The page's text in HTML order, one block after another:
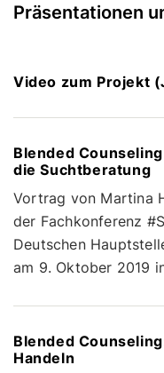
Präsentationen
Video zum Projekt
Blended
die Suchtberatung
Vortrag von Martina
der Fachkonferenz
Deutschen
am 9. Oktober 2019
Blended
Handeln